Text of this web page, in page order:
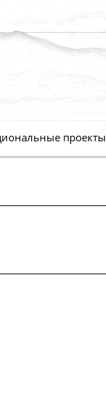
проекты